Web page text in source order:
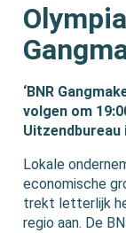
‘BNR
volgen om
Lokale
economische
trekt letterlijk
regio aan. De